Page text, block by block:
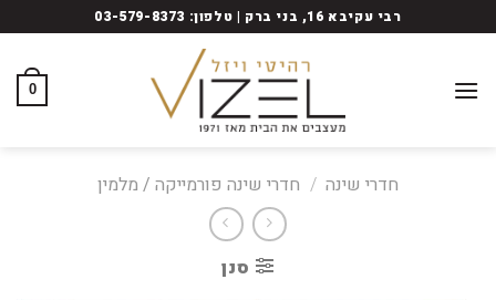
to
רבי עקיבא 16, בני ברק | טלפון: 03-579-8373
0
חדרי שינה / חדרי שינה פורמייקה / מלמין
סנן